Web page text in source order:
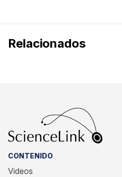
Relacionados
CONTENIDO
Videos